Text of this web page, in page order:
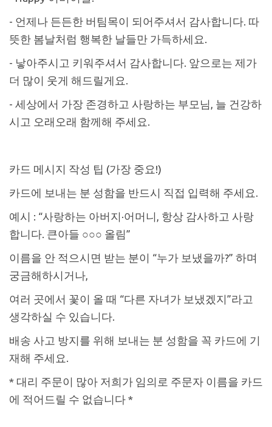
- 언제나 든든한 버팀목이 되어주셔서 감사합니다. 따
뜻한 봄날처럼 행복한 날들만 가득하세요.
- 낳아주시고 키워주셔서 감사합니다. 앞으로는 제가
더 많이 웃게 해드릴게요.
- 세상에서 가장 존경하고 사랑하는 부모님, 늘 건강하
시고 오래오래 함께해 주세요.
카드 메시지 작성 팁 (가장 중요!)
카드에 보내는 분 성함을 반드시 직접 입력해 주세요.
예시 : “사랑하는 아버지·어머니, 항상 감사하고 사랑
합니다. 큰아들 ○○○ 올림”
이름을 안 적으시면 받는 분이 “누가 보냈을까?” 하며
궁금해하시거나,
여러 곳에서 꽃이 올 때 “다른 자녀가 보냈겠지”라고
생각하실 수 있습니다.
배송 사고 방지를 위해 보내는 분 성함을 꼭 카드에 기
재해 주세요.
* 대리 주문이 많아 저희가 임의로 주문자 이름을 카드
에 적어드릴 수 없습니다 *